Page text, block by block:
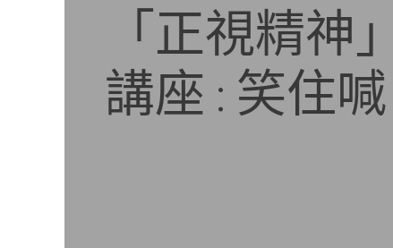
「正視精
講座 : 笑住